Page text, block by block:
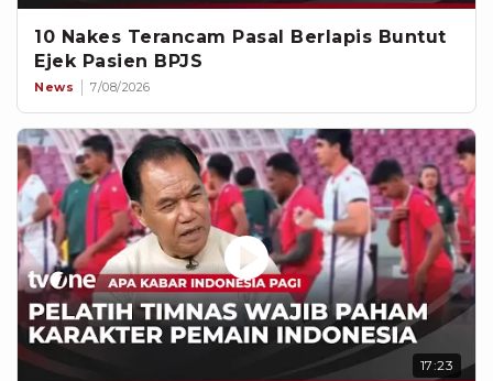
10 Nakes Terancam Pasal Berlapis Buntut
Ejek Pasien BPJS
News 7/08/2026
17:23